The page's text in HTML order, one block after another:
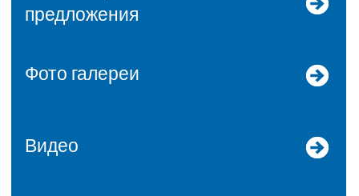
предложения
Фото галереи
Видео